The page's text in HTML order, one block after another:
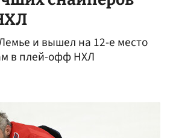
и вышел на 12-е место
в плей-офф НХЛ